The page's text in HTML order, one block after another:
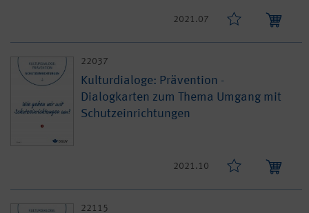
2021.07
22037
Kulturdialoge: Prävention -
Dialogkarten zum Thema Umgang mit
Schutzeinrichtungen
2021.10
22115